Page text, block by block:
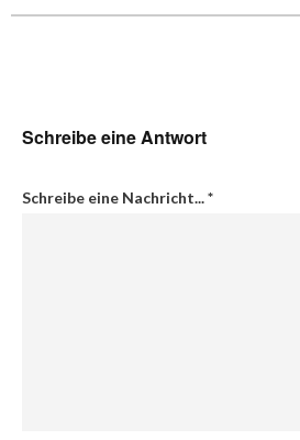
Schreibe eine Antwort
Schreibe eine Nachricht...*